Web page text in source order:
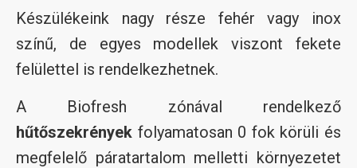
Készülékeink nagy része fehér vagy inox
színű, de egyes modellek viszont fekete
felülettel is rendelkezhetnek.
A Biofresh zónával rendelkező
hűtőszekrények folyamatosan 0 fok körüli és
megfelelő páratartalom melletti környezetet